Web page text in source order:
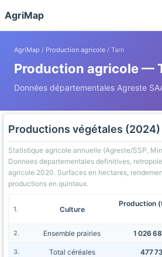
AgriMap
AgriMap / Production agricole / Tarn
Production agricole —
Données départementales Agreste
Productions végétales (2024)
Statistique agricole annuelle (Agreste/SSP,
Donnees departementales definitives,
agricole 2020. Surfaces en hectares,
productions en quintaux.
Culture
Production
Ensemble prairies 1 026
Total céréales 477